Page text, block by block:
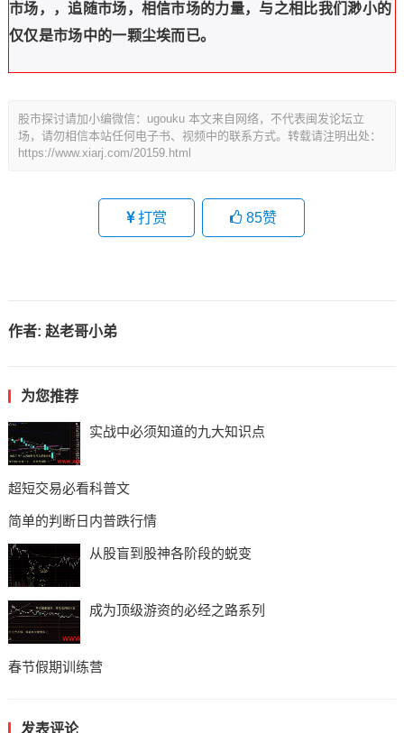
市场，，追随市场，相信市场的力量，与之相比我们渺小的
仅仅是市场中的一颗尘埃而已。
股市探讨请加小编微信：ugouku 本文来自网络，不代表闽发论坛立
场，请勿相信本站任何电子书、视频中的联系方式。转载请注明出处：
https://www.xiarj.com/20159.html
打赏 85赞
作者: 赵老哥小弟
为您推荐
实战中必须知道的九大知识点
超短交易必看科普文
简单的判断日内普跌行情
从股盲到股神各阶段的蜕变
成为顶级游资的必经之路系列
春节假期训练营
发表评论